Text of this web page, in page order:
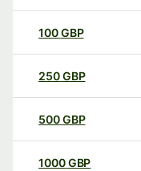
100GBP
250GBP
500GBP
1000GBP